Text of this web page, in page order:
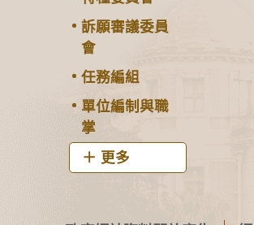
訴願審議委員
會
任務編組
單位編制與職
掌
更多